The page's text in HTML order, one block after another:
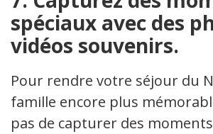
spéciaux avec des
vidéos souvenirs.
Pour rendre votre séjour du
famille encore plus
pas de capturer des moments